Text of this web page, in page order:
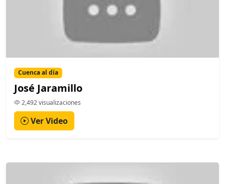
Cuenca al día
José Jaramillo
2,492 visualizaciones
Ver Video